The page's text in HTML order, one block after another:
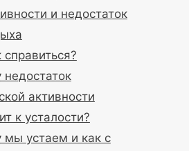
и недостаток
справиться?
активности
к усталости?
мы устаем и как с